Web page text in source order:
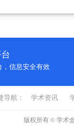
，信息安全有效
导航： 学术资讯
版权所有 © 学术